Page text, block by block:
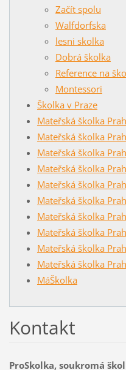
Začít spolu
Walfdorfska
lesni skolka
Dobrá školka
Reference na
Montessori
Školka v Praze
Mateřská školka
Mateřská školka
Mateřská školka
Mateřská školka
Mateřská školka
Mateřská školka
Mateřská školka
Mateřská školka
Mateřská školka
Mateřská školka
MáŠkolka
Kontakt
ProSkolka, soukromá